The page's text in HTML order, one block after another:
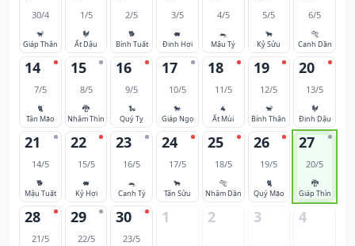
30/4
🐒
Giáp Thân
1/5
🐓
Ất Dậu
2/5
🐕
Bính Tuất
3/5
🐖
Đinh Hợi
4/5
🐀
Mậu Tý
5/5
🐂
Kỷ Sửu
6/5
🐅
Canh Dần
14
7/5
🐈
Tân Mão
15
8/5
🐉
Nhâm Thìn
16
9/5
🐍
Quý Tỵ
17
10/5
🐎
Giáp Ngọ
18
11/5
🐐
Ất Mùi
19
12/5
🐒
Bính Thân
20
13/5
🐓
Đinh Dậu
21
14/5
🐕
Mậu Tuất
22
15/5
🐖
Kỷ Hợi
23
16/5
🐀
Canh Tý
24
17/5
🐂
Tân Sửu
25
18/5
🐅
Nhâm Dần
26
19/5
🐈
Quý Mão
27
20/5
🐉
Giáp Thìn
28
21/5
29
22/5
30
23/5
1 2 3 4